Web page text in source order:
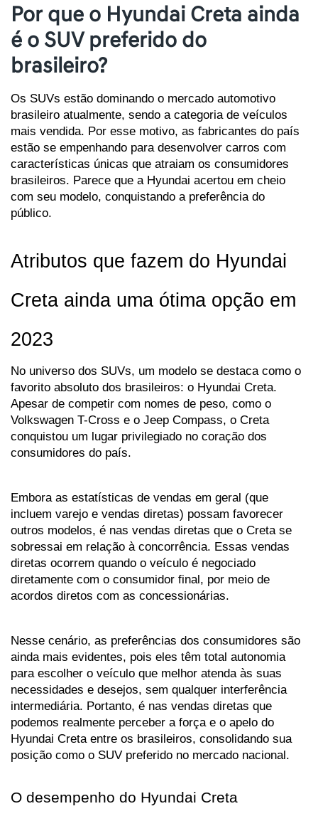
Por que o Hyundai Creta ainda
é o SUV preferido do
brasileiro?
Os SUVs estão dominando o mercado automotivo
brasileiro atualmente, sendo a categoria de veículos
mais vendida. Por esse motivo, as fabricantes do país
estão se empenhando para desenvolver carros com
características únicas que atraiam os consumidores
brasileiros. Parece que a Hyundai acertou em cheio
com seu modelo, conquistando a preferência do
público.
Atributos que fazem do Hyundai
Creta ainda uma ótima opção em
2023
No universo dos SUVs, um modelo se destaca como o
favorito absoluto dos brasileiros: o Hyundai Creta.
Apesar de competir com nomes de peso, como o
Volkswagen T-Cross e o Jeep Compass, o Creta
conquistou um lugar privilegiado no coração dos
consumidores do país.
Embora as estatísticas de vendas em geral (que
incluem varejo e vendas diretas) possam favorecer
outros modelos, é nas vendas diretas que o Creta se
sobressai em relação à concorrência. Essas vendas
diretas ocorrem quando o veículo é negociado
diretamente com o consumidor final, por meio de
acordos diretos com as concessionárias.
Nesse cenário, as preferências dos consumidores são
ainda mais evidentes, pois eles têm total autonomia
para escolher o veículo que melhor atenda às suas
necessidades e desejos, sem qualquer interferência
intermediária. Portanto, é nas vendas diretas que
podemos realmente perceber a força e o apelo do
Hyundai Creta entre os brasileiros, consolidando sua
posição como o SUV preferido no mercado nacional.
O desempenho do Hyundai Creta